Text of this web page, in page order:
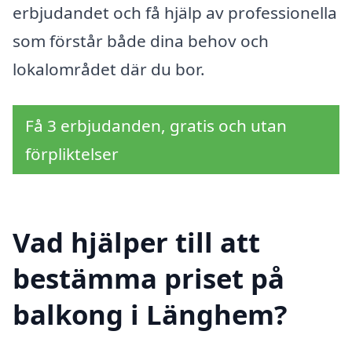
erbjudandet och få hjälp av professionella
som förstår både dina behov och
lokalområdet där du bor.
Få 3 erbjudanden, gratis och utan
förpliktelser
Vad hjälper till att
bestämma priset på
balkong i Länghem?